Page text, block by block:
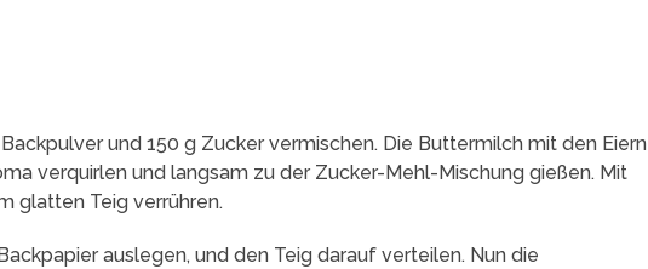
und 150 g Zucker vermischen. Die Buttermilch mit den Eiern
verquirlen und langsam zu der Zucker-Mehl-Mischung gießen. Mit
glatten Teig verrühren.
auslegen, und den Teig darauf verteilen. Nun die